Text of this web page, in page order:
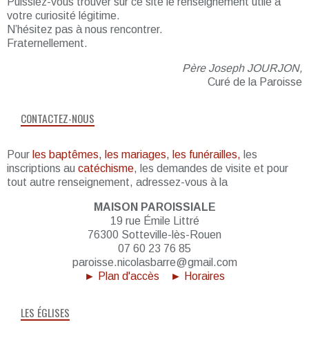
votre curiosité légitime.
N’hésitez pas à nous rencontrer.
Fraternellement.
Père Joseph JOURJON,
Curé de la Paroisse
CONTACTEZ-NOUS
Pour les baptêmes, les mariages, les funérailles, les
inscriptions au catéchisme, les demandes de visite et pour
tout autre renseignement, adressez-vous à la
MAISON PAROISSIALE
19 rue Émile Littré
76300 Sotteville-lès-Rouen
07 60 23 76 85
paroisse.nicolasbarre@gmail.com
► Plan d'accès
► Horaires
LES ÉGLISES